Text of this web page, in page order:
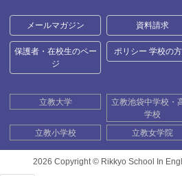
メールマガジン 資料請求
保護者・在校生のペー
ジ
ポリシー 学校の
立教大学
立教池袋中学校・
学校
立教小学校
立教女学院
2026 Copyright © Rikkyo School In